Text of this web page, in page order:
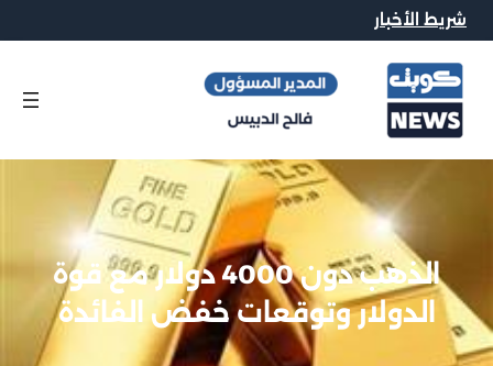
شريط الأخبار
الذهب دون 4000 دولار مع قوة
الدولار وتوقعات خفض الفائدة